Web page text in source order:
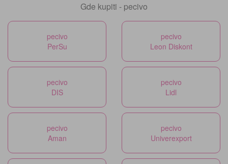
Gde kupiti - pecivo
pecivo
PerSu
pecivo
Leon Diskont
pecivo
DIS
pecivo
Lidl
pecivo
Aman
pecivo
Univerexport